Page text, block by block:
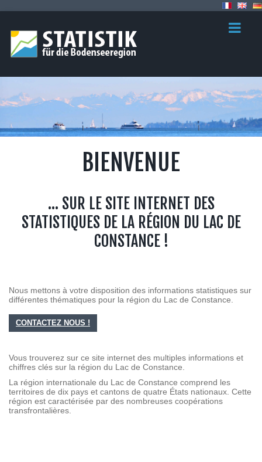
BIENVENUE
... SUR LE SITE INTERNET DES
STATISTIQUES DE LA RÉGION DU LAC DE
CONSTANCE !
Nous mettons à votre disposition des informations statistiques sur
différentes thématiques pour la région du Lac de Constance.
CONTACTEZ NOUS !
Vous trouverez sur ce site internet des multiples informations et
chiffres clés sur la région du Lac de Constance.
La région internationale du Lac de Constance comprend les
territoires de dix pays et cantons de quatre États nationaux. Cette
région est caractérisée par des nombreuses coopérations
transfrontalières.